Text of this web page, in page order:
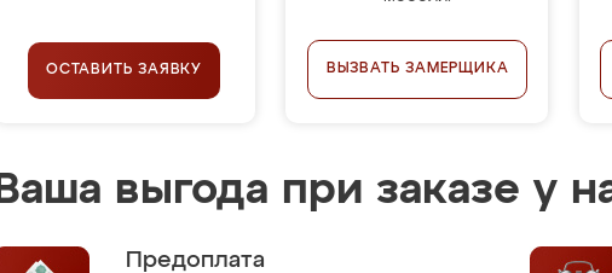
ОСТАВИТЬ ЗАЯВКУ ВЫЗВАТЬ ЗАМЕРЩИКА
Ваша выгода при заказе у
Предоплата